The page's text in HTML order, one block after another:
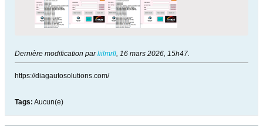
Dernière modification parliilmrll, 16 mars 2026, 15h47.
https://diagautosolutions.com/
Tags: Aucun(e)